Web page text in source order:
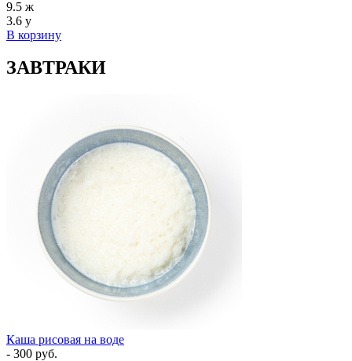
9.5 ж
3.6 у
В корзину
ЗАВТРАКИ
Каша рисовая на воде
- 300 руб.